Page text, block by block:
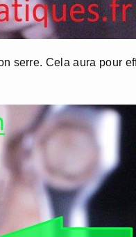
serre. Cela aura pour